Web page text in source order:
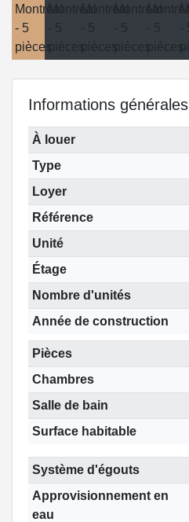
Informations générales
À louer
Type
Loyer
Référence
Unité
Étage
Nombre d'unités
Année de construction
Pièces
Chambres
Salle de bain
Surface habitable
Système d'égouts
Approvisionnement en
eau